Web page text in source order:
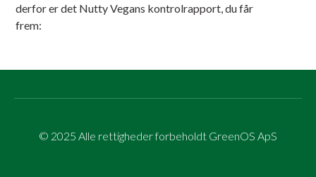
derfor er det Nutty Vegans kontrolrapport, du får
frem:
© 2025 Alle rettigheder forbeholdt GreenOS ApS